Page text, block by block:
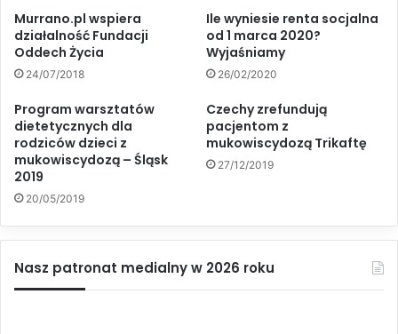
Murrano.pl wspiera
działalność Fundacji
Oddech Życia
24/07/2018
Ile wyniesie renta socjalna
od 1 marca 2020?
Wyjaśniamy
26/02/2020
Program warsztatów
dietetycznych dla
rodziców dzieci z
mukowiscydozą – Śląsk
2019
20/05/2019
Czechy zrefundują
pacjentom z
mukowiscydozą Trikaftę
27/12/2019
Nasz patronat medialny w 2026 roku